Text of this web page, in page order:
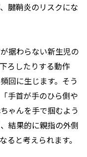
腱鞘炎のリスクにな
据わらない新生児の
ろしたりする動作
回に生じます。そう
手首が手のひら側や
ゃんを手で掴むよう
結果的に親指の外側
ると考えられます。